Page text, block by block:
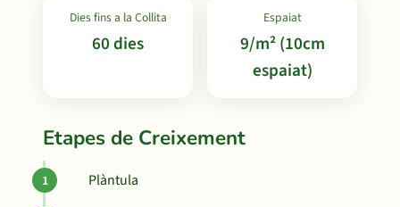
Dies fins a la Collita
60 dies
Espaiat
9/m² (10cm
espaiat)
Etapes de Creixement
Plàntula